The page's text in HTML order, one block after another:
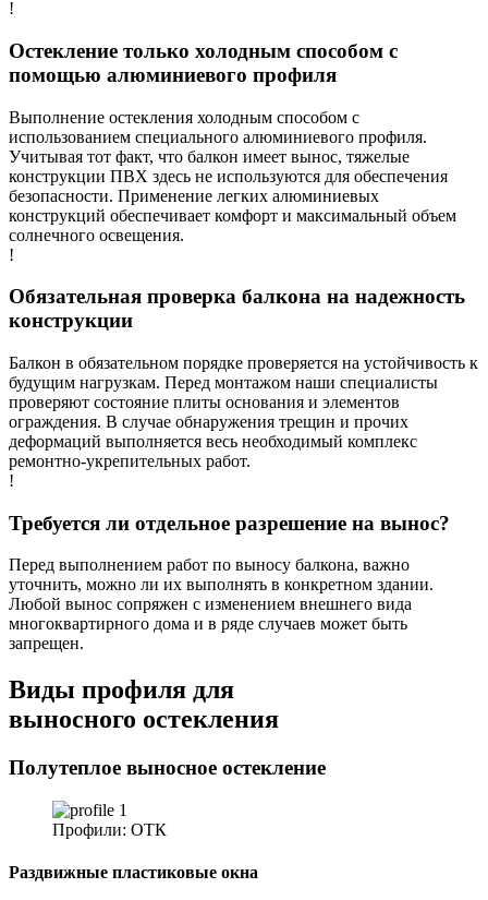
!
Остекление только холодным способом с
помощью алюминиевого профиля
Выполнение остекления холодным способом с
использованием специального алюминиевого профиля.
Учитывая тот факт, что балкон имеет вынос, тяжелые
конструкции ПВХ здесь не используются для обеспечения
безопасности. Применение легких алюминиевых
конструкций обеспечивает комфорт и максимальный объем
солнечного освещения.
!
Обязательная проверка балкона на надежность
конструкции
Балкон в обязательном порядке проверяется на устойчивость к
будущим нагрузкам. Перед монтажом наши специалисты
проверяют состояние плиты основания и элементов
ограждения. В случае обнаружения трещин и прочих
деформаций выполняется весь необходимый комплекс
ремонтно-укрепительных работ.
!
Требуется ли отдельное разрешение на вынос?
Перед выполнением работ по выносу балкона, важно
уточнить, можно ли их выполнять в конкретном здании.
Любой вынос сопряжен с изменением внешнего вида
многоквартирного дома и в ряде случаев может быть
запрещен.
Виды профиля для
выносного остекления
Полутеплое выносное остекление
Профили: ОТК
Раздвижные пластиковые окна